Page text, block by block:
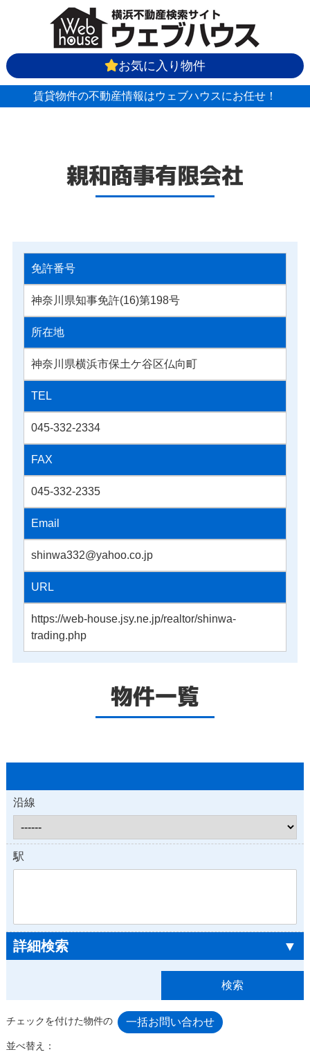
お気に入り物件
賃貸物件の不動産情報はウェブハウスにお任せ！
親和商事有限会社
免許番号
神奈川県知事免許(16)第198号
所在地
神奈川県横浜市保土ケ谷区仏向町
TEL
045-332-2334
FAX
045-332-2335
Email
shinwa332@yahoo.co.jp
URL
https://web-house.jsy.ne.jp/realtor/shinwa-
trading.php
物件一覧
沿線
駅
詳細検索 ▼
チェックを付けた物件の
並べ替え：